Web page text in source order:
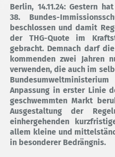
Berlin, 14.11.24: Gestern
38. Bundes-
beschlossen und damit
der THG-Quote im
gebracht. Demnach darf
kommenden zwei Jahren
verwenden, die auch im
Bundesumweltministerium
Anpassung in erster Linie
geschwemmten Markt
Ausgestaltung der
einhergehenden
allem kleine und
in besonderer Bedrängnis.